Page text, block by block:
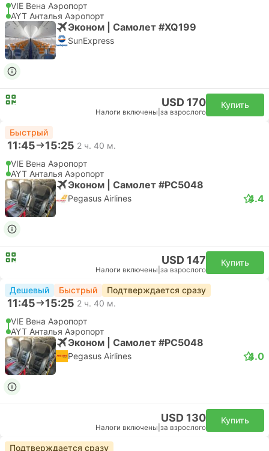
VIE Вена Аэропорт
AYT Анталья Аэропорт
Эконом | Самолет #XQ199
SunExpress
USD 170
Налоги включены за взрослого
Купить
Быстрый
11:45 15:25 2 ч. 40 м.
VIE Вена Аэропорт
AYT Анталья Аэропорт
Эконом | Самолет #PC5048
Pegasus Airlines 4.4
USD 147
Налоги включены за взрослого
Купить
Дешевый Быстрый Подтверждается сразу
11:45 15:25 2 ч. 40 м.
VIE Вена Аэропорт
AYT Анталья Аэропорт
Эконом | Самолет #PC5048
Pegasus Airlines 4.0
USD 130
Налоги включены за взрослого
Купить
Подтверждается сразу